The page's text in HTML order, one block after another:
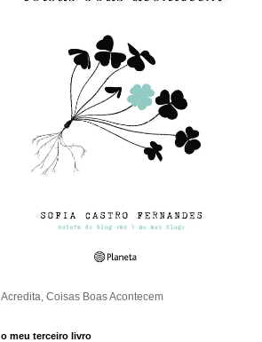
Acredita, Coisas Boas Acontecem
o meu terceiro livro